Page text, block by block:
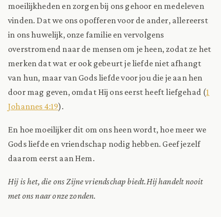
moeilijkheden en zorgen bij ons gehoor en medeleven
vinden. Dat we ons opofferen voor de ander, allereerst
in ons huwelijk, onze familie en vervolgens
overstromend naar de mensen om je heen, zodat ze het
merken dat wat er ook gebeurt je liefde niet afhangt
van hun, maar van Gods liefde voor jou die je aan hen
door mag geven, omdat Hij ons eerst heeft liefgehad (1
Johannes 4:19).
En hoe moeilijker dit om ons heen wordt, hoe meer we
Gods liefde en vriendschap nodig hebben. Geef jezelf
daarom eerst aan Hem.
Hij is het, die ons Zijne vriendschap biedt.Hij handelt nooit
met ons naar onze zonden.